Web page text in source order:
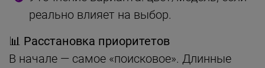
реально влияет на выбор.
📊 Расстановка приоритетов
В начале — самое «поисковое». Длинные